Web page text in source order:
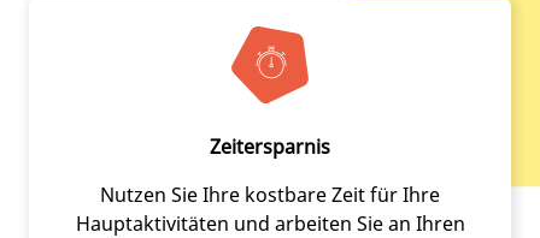
Zeitersparnis
Nutzen Sie Ihre kostbare Zeit für Ihre
Hauptaktivitäten und arbeiten Sie an Ihren